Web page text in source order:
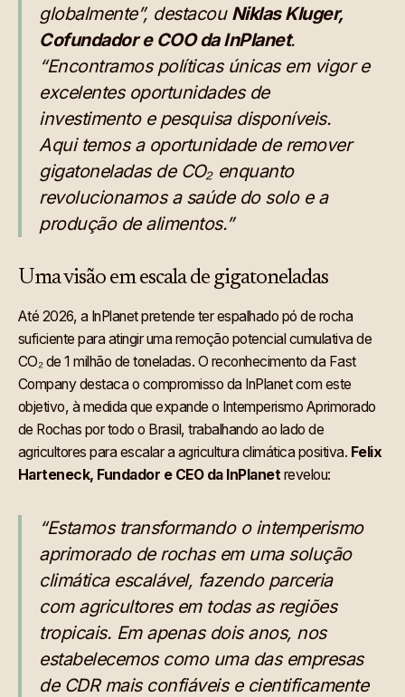
globalmente”, destacou Niklas Kluger,
Cofundador e COO da InPlanet.
“Encontramos políticas únicas em vigor e
excelentes oportunidades de
investimento e pesquisa disponíveis.
Aqui temos a oportunidade de remover
gigatoneladas de CO₂ enquanto
revolucionamos a saúde do solo e a
produção de alimentos.”
Uma visão em escala de gigatoneladas
Até 2026, a InPlanet pretende ter espalhado pó de rocha
suficiente para atingir uma remoção potencial cumulativa de
CO₂ de 1 milhão de toneladas. O reconhecimento da Fast
Company destaca o compromisso da InPlanet com este
objetivo, à medida que expande o Intemperismo Aprimorado
de Rochas por todo o Brasil, trabalhando ao lado de
agricultores para escalar a agricultura climática positiva. Felix
Harteneck, Fundador e CEO da InPlanetrevelou:
“Estamos transformando o intemperismo
aprimorado de rochas em uma solução
climática escalável, fazendo parceria
com agricultores em todas as regiões
tropicais. Em apenas dois anos, nos
estabelecemos como uma das empresas
de CDR mais confiáveis e cientificamente